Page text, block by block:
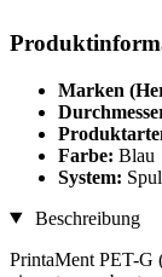
Marken
Farbe: Blau
System:
Beschreibung
PrintaMent PET-G